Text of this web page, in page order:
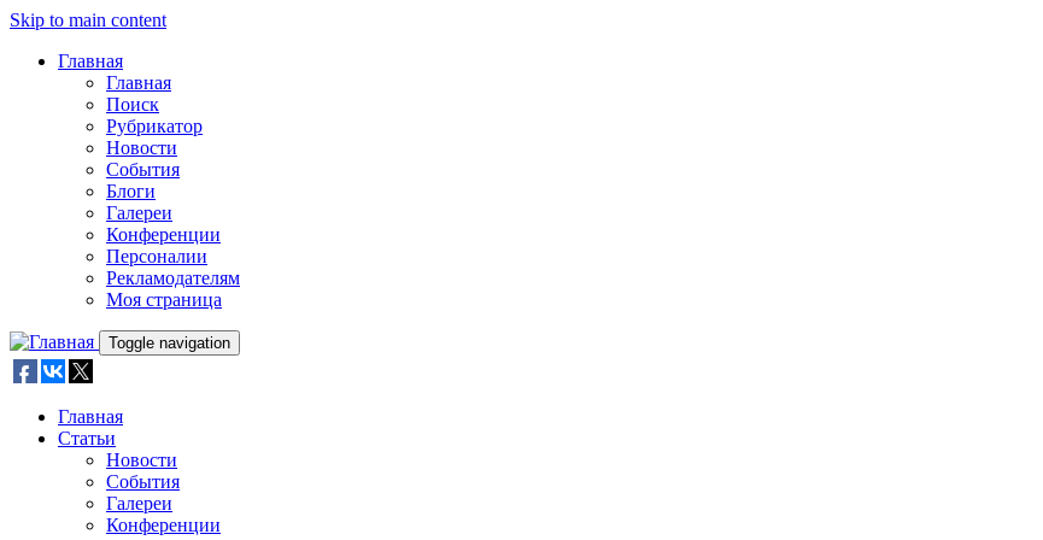
Skip to main content
Главная
Главная
Поиск
Рубрикатор
Новости
События
Блоги
Галереи
Конференции
Персоналии
Рекламодателям
Моя страница
Toggle navigation
Главная
Статьи
Новости
События
Галереи
Конференции